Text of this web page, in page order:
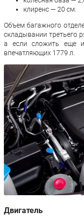
клиренс — 20 см.
Объем багажного
складывании третьего
а если сложить еще
впечатляющих 1779 л.
Двигатель